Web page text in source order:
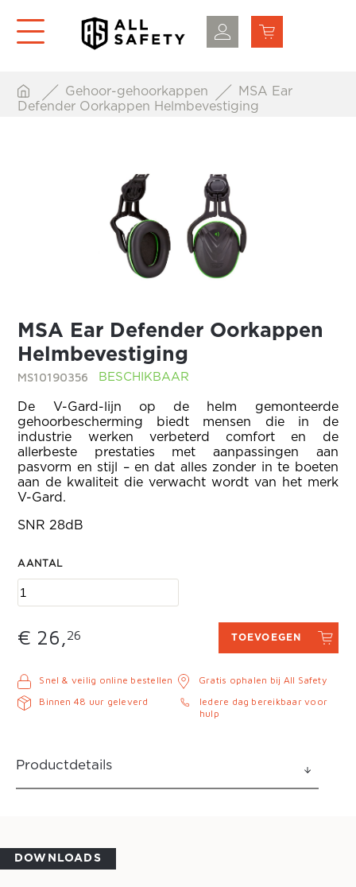
Gehoor-gehoorkappen
MSA Ear
Defender Oorkappen Helmbevestiging
MSA Ear Defender Oorkappen
Helmbevestiging
MS10190356 BESCHIKBAAR
De V-Gard-lijn op de helm gemonteerde
gehoorbescherming biedt mensen die in de
industrie werken verbeterd comfort en de
allerbeste prestaties met aanpassingen aan
pasvorm en stijl – en dat alles zonder in te boeten
aan de kwaliteit die verwacht wordt van het merk
V-Gard.
SNR 28dB
AANTAL
€ 26,26 TOEVOEGEN
Snel & veilig online bestellen
Binnen 48 uur geleverd
Gratis ophalen bij All Safety
Iedere dag bereikbaar voor
hulp
Productdetails
DOWNLOADS